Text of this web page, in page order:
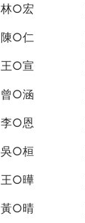
林○宏
陳○仁
王○宣
曾○涵
李○恩
吳○桓
王○曄
黃○晴